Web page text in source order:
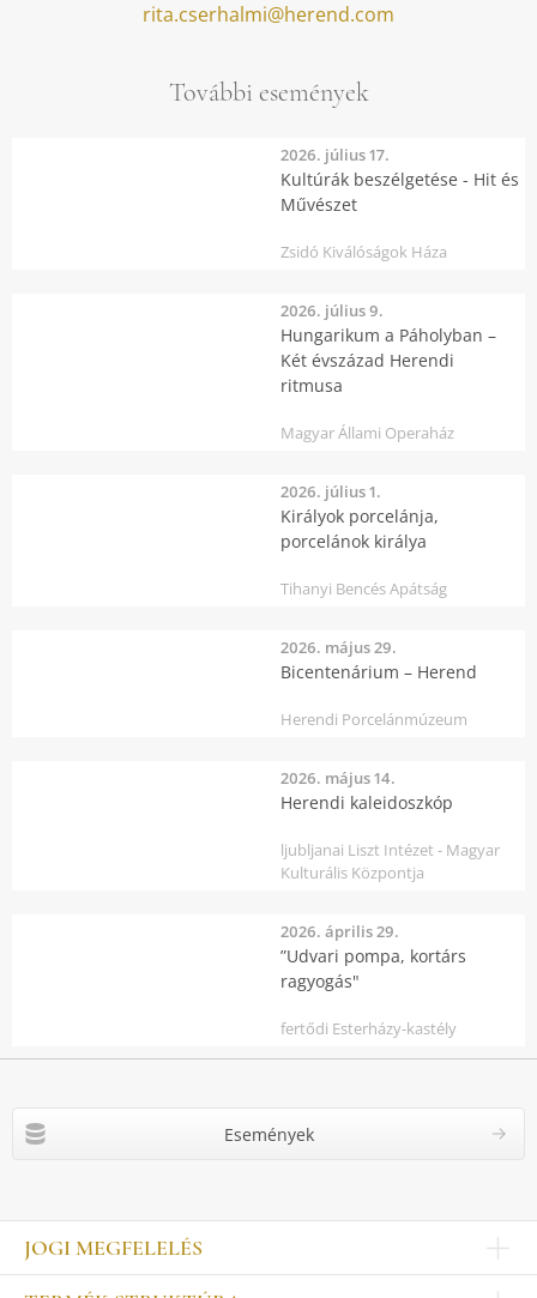
rita.cserhalmi@herend.com
További események
2026. július 17.
Kultúrák beszélgetése - Hit és
Művészet
Zsidó Kiválóságok Háza
2026. július 9.
Hungarikum a Páholyban –
Két évszázad Herendi
ritmusa
Magyar Állami Operaház
2026. július 1.
Királyok porcelánja,
porcelánok királya
Tihanyi Bencés Apátság
2026. május 29.
Bicentenárium – Herend
Herendi Porcelánmúzeum
2026. május 14.
Herendi kaleidoszkóp
ljubljanai Liszt Intézet - Magyar
Kulturális Központja
2026. április 29.
”Udvari pompa, kortárs
ragyogás"
fertődi Esterházy-kastély
Események
JOGI MEGFELELÉS
Impresszum